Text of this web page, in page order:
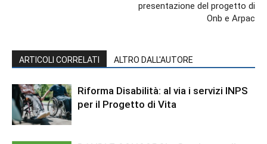
presentazione del progetto di
Onb e Arpac
ARTICOLI CORRELATI ALTRO DALL'AUTORE
Riforma Disabilità: al via i servizi INPS
per il Progetto di Vita